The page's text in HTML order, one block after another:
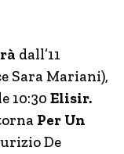
dall’11
Sara Mariani),
10:30 Elisir.
Per Un
De